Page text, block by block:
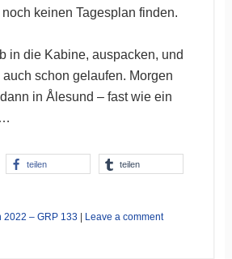
keinen Tagesplan finden.
in die Kabine, auspacken, und
schon gelaufen. Morgen
in Ålesund – fast wie ein
teilen teilen
2022 – GRP 133 Leave a comment